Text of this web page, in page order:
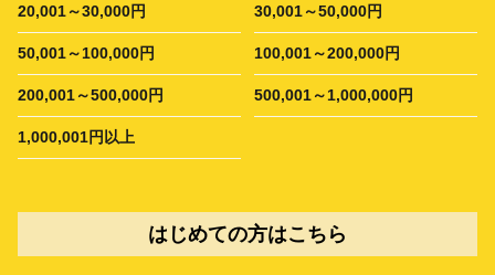
20,001～30,000円 30,001～50,000円
50,001～100,000円 100,001～200,000円
200,001～500,000円 500,001～1,000,000円
1,000,001円以上
はじめての方はこちら